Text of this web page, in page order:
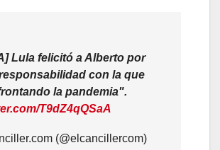
Lula felicitó a Alberto por
con la que
la pandemia".
T9dZ4qQSaA
(@elcancillercom)